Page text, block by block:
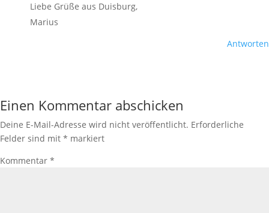
Liebe Grüße aus Duisburg,
Marius
Antworten
Einen Kommentar abschicken
Deine E-Mail-Adresse wird nicht veröffentlicht. Erforderliche
Felder sind mit * markiert
Kommentar *